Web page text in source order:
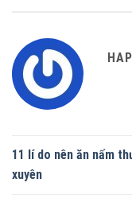
11 lí do nên ăn nấm
xuyên